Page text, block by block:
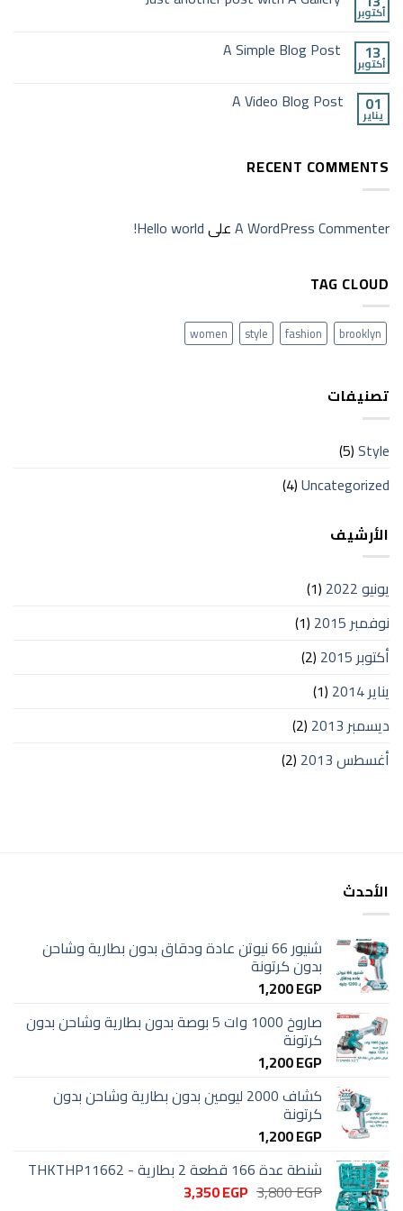
أكتوبر
13
أكتوبر
A Simple Blog Post
01
يناير
A Video Blog Post
RECENT COMMENTS
A WordPress CommenterعلىHello world!
TAG CLOUD
brooklyn
fashion
style
women
تصنيفات
Style
(5)
Uncategorized
(4)
الأرشيف
يونيو 2022
(1)
نوفمبر 2015
(1)
أكتوبر 2015
(2)
يناير 2014
(1)
ديسمبر 2013
(2)
أغسطس 2013
(2)
الأحدث
شنيور 66 نيوتن عادة ودقاق بدون بطارية وشاحن
بدون كرتونة
1,200EGP
صاروخ 1000 وات 5 بوصة بدون بطارية وشاحن بدون
كرتونة
1,200EGP
كشاف 2000 ليومين بدون بطارية وشاحن بدون
كرتونة
1,200EGP
شنطة عدة 166 قطعة 2 بطارية - THKTHP11662
3,800EGP السعر3,350EGP السعر